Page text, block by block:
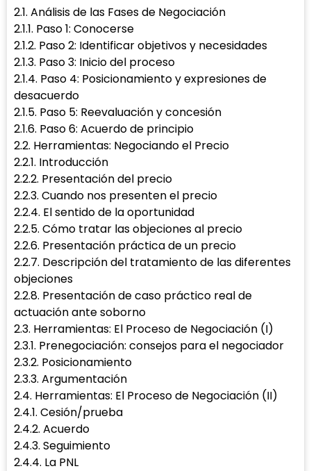
2.1. Análisis de las Fases de Negociación
2.1.1. Paso 1: Conocerse
2.1.2. Paso 2: Identificar objetivos y necesidades
2.1.3. Paso 3: Inicio del proceso
2.1.4. Paso 4: Posicionamiento y expresiones de
desacuerdo
2.1.5. Paso 5: Reevaluación y concesión
2.1.6. Paso 6: Acuerdo de principio
2.2. Herramientas: Negociando el Precio
2.2.1. Introducción
2.2.2. Presentación del precio
2.2.3. Cuando nos presenten el precio
2.2.4. El sentido de la oportunidad
2.2.5. Cómo tratar las objeciones al precio
2.2.6. Presentación práctica de un precio
2.2.7. Descripción del tratamiento de las diferentes
objeciones
2.2.8. Presentación de caso práctico real de
actuación ante soborno
2.3. Herramientas: El Proceso de Negociación (I)
2.3.1. Prenegociación: consejos para el negociador
2.3.2. Posicionamiento
2.3.3. Argumentación
2.4. Herramientas: El Proceso de Negociación (II)
2.4.1. Cesión/prueba
2.4.2. Acuerdo
2.4.3. Seguimiento
2.4.4. La PNL